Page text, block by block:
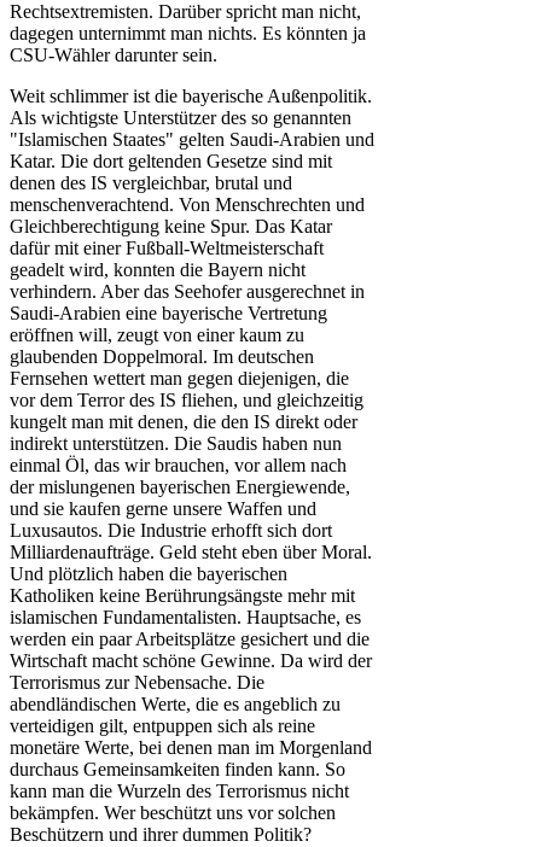
Rechtsextremisten. Darüber spricht man nicht,
dagegen unternimmt man nichts. Es könnten ja
CSU-Wähler darunter sein.
Weit schlimmer ist die bayerische Außenpolitik.
Als wichtigste Unterstützer des so genannten
"Islamischen Staates" gelten Saudi-Arabien und
Katar. Die dort geltenden Gesetze sind mit
denen des IS vergleichbar, brutal und
menschenverachtend. Von Menschrechten und
Gleichberechtigung keine Spur. Das Katar
dafür mit einer Fußball-Weltmeisterschaft
geadelt wird, konnten die Bayern nicht
verhindern. Aber das Seehofer ausgerechnet in
Saudi-Arabien eine bayerische Vertretung
eröffnen will, zeugt von einer kaum zu
glaubenden Doppelmoral. Im deutschen
Fernsehen wettert man gegen diejenigen, die
vor dem Terror des IS fliehen, und gleichzeitig
kungelt man mit denen, die den IS direkt oder
indirekt unterstützen. Die Saudis haben nun
einmal Öl, das wir brauchen, vor allem nach
der mislungenen bayerischen Energiewende,
und sie kaufen gerne unsere Waffen und
Luxusautos. Die Industrie erhofft sich dort
Milliardenaufträge. Geld steht eben über Moral.
Und plötzlich haben die bayerischen
Katholiken keine Berührungsängste mehr mit
islamischen Fundamentalisten. Hauptsache, es
werden ein paar Arbeitsplätze gesichert und die
Wirtschaft macht schöne Gewinne. Da wird der
Terrorismus zur Nebensache. Die
abendländischen Werte, die es angeblich zu
verteidigen gilt, entpuppen sich als reine
monetäre Werte, bei denen man im Morgenland
durchaus Gemeinsamkeiten finden kann. So
kann man die Wurzeln des Terrorismus nicht
bekämpfen. Wer beschützt uns vor solchen
Beschützern und ihrer dummen Politik?